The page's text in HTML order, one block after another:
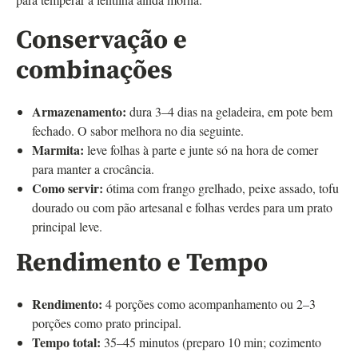
Conservação e
combinações
Armazenamento: dura 3–4 dias na geladeira, em pote bem
fechado. O sabor melhora no dia seguinte.
Marmita: leve folhas à parte e junte só na hora de comer
para manter a crocância.
Como servir: ótima com frango grelhado, peixe assado, tofu
dourado ou com pão artesanal e folhas verdes para um prato
principal leve.
Rendimento e Tempo
Rendimento: 4 porções como acompanhamento ou 2–3
porções como prato principal.
Tempo total: 35–45 minutos (preparo 10 min; cozimento